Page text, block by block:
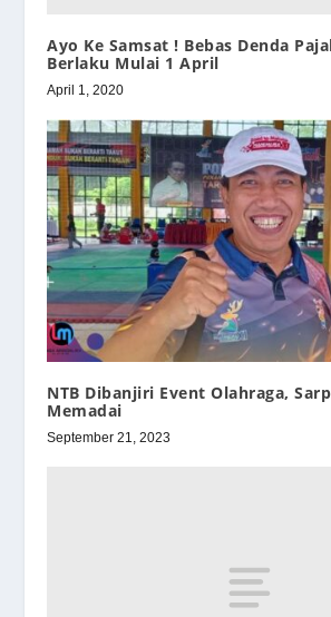
Ayo Ke Samsat ! Bebas Denda
Berlaku Mulai 1 April
April 1, 2020
NTB Dibanjiri Event Olahraga,
Memadai
September 21, 2023